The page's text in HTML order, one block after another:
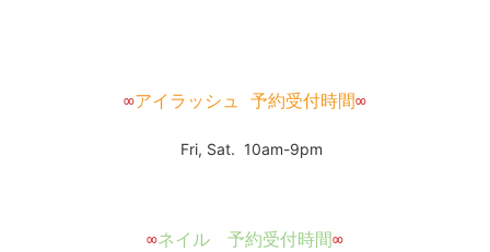
∞アイラッシュ 予約受付時間∞
Fri, Sat. 10am-9pm
∞ネイル 予約受付時間∞